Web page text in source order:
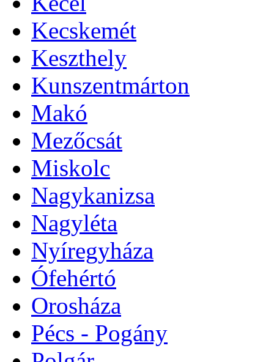
Kecskemét
Keszthely
Kunszentmárton
Makó
Mezőcsát
Miskolc
Nagykanizsa
Nagyléta
Nyíregyháza
Ófehértó
Orosháza
Pécs - Pogány